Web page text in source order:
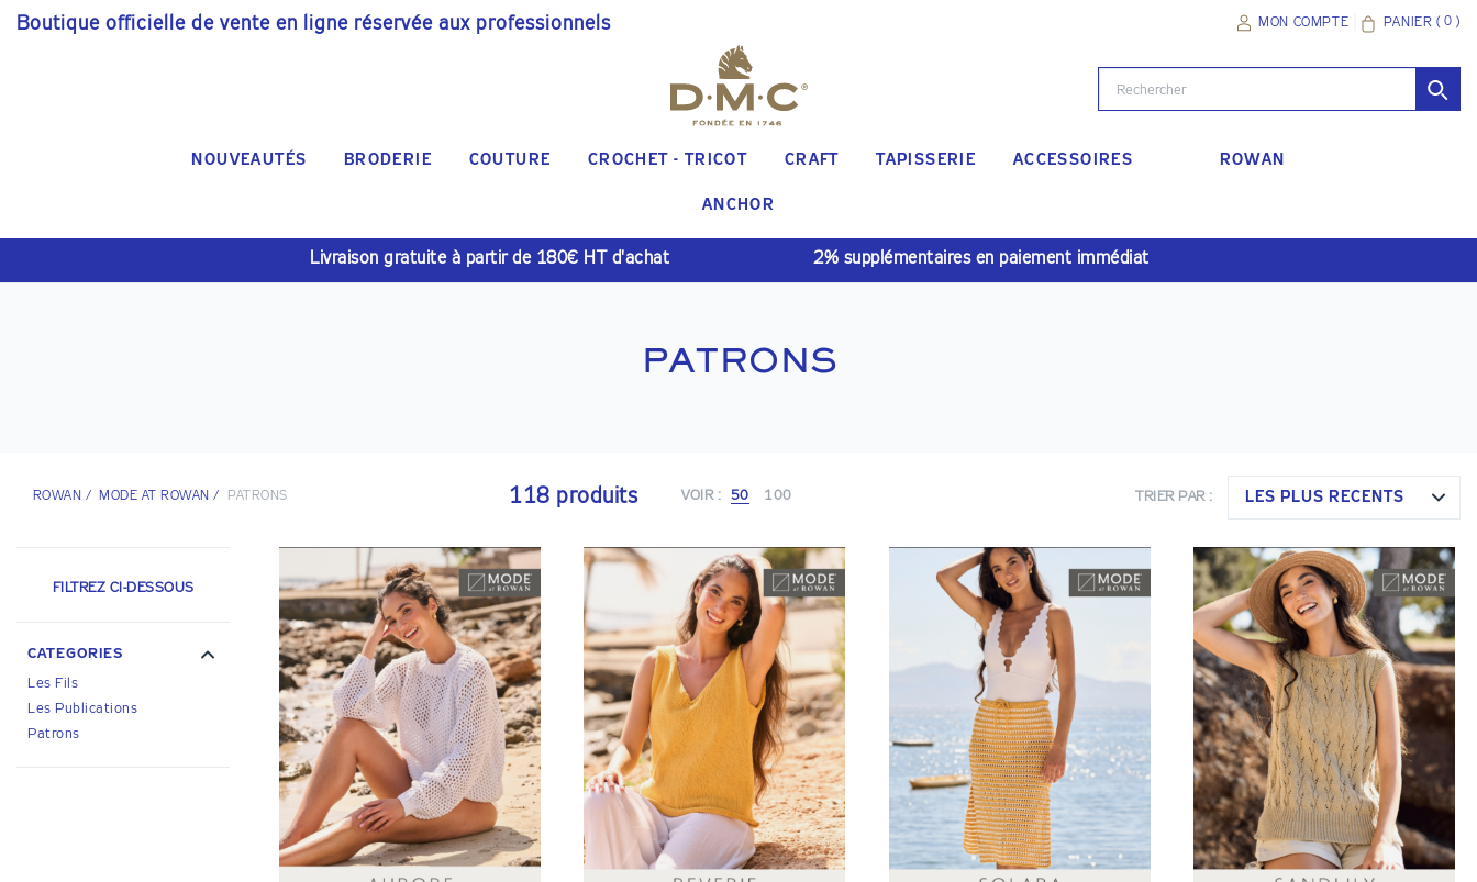
Boutique officielle de vente en ligne réservée aux professionnels MON COMPTE PANIER ( 0 )
NOUVEAUTÉS BRODERIE COUTURE CROCHET - TRICOT CRAFT TAPISSERIE ACCESSOIRES ROWAN
ANCHOR
Livraison gratuite à partir de 180€ HT d'achat 2% supplémentaires en paiement immédiat
PATRONS
ROWAN /MODE AT ROWAN / PATRONS 118 produits VOIR : 50 100 TRIER PAR : LES PLUS RÉCENTS
FILTREZ CI-DESSOUS
CATEGORIES
Les Fils
Les Publications
Patrons